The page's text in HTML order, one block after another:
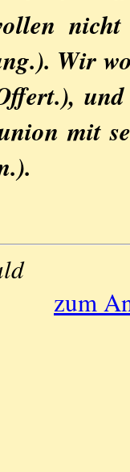
Wir
und
mit
zum